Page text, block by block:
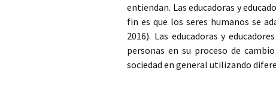
entiendan. Las educadoras y
fin es que los seres humanos se
2016). Las educadoras y
personas en su proceso de
sociedad en general utilizando